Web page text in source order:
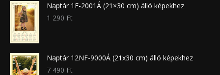
Naptár 1F-2001Á (21×30 cm) álló képekhez
1 290 Ft
Naptár 12NF-9000Á (21x30 cm) álló képekhez
7 490 Ft